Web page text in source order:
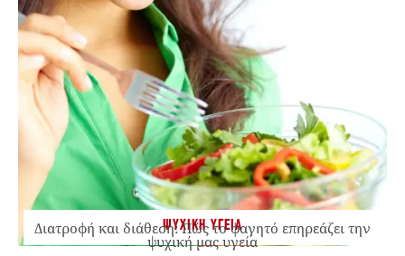
ΨΥΧΙΚΗ ΥΓΕΙΑ
Διατροφή και διάθεση: Πώς το φαγητό επηρεάζει την
ψυχική μας υγεία